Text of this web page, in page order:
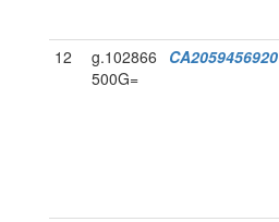
12
g.102866
500G=
CA2059456920